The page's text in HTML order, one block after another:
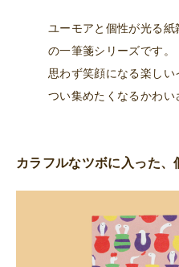
ユーモアと個性が光る紙
の一筆箋シリーズです。
思わず笑顔になる楽しい
つい集めたくなるかわい
カラフルなツボに入った、